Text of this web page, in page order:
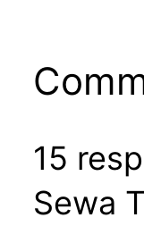
15
Sewa